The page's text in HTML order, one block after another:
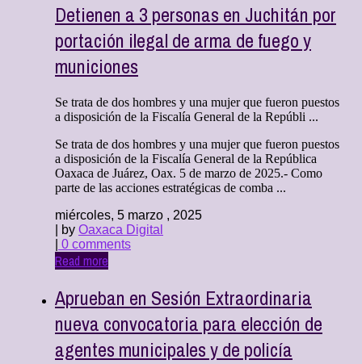
Detienen a 3 personas en Juchitán por
portación ilegal de arma de fuego y
municiones
Se trata de dos hombres y una mujer que fueron puestos
a disposición de la Fiscalía General de la Repúbli ...
Se trata de dos hombres y una mujer que fueron puestos
a disposición de la Fiscalía General de la República
Oaxaca de Juárez, Oax. 5 de marzo de 2025.- Como
parte de las acciones estratégicas de comba ...
miércoles, 5 marzo , 2025
| by Oaxaca Digital
0 comments
Read more
Aprueban en Sesión Extraordinaria
nueva convocatoria para elección de
agentes municipales y de policía